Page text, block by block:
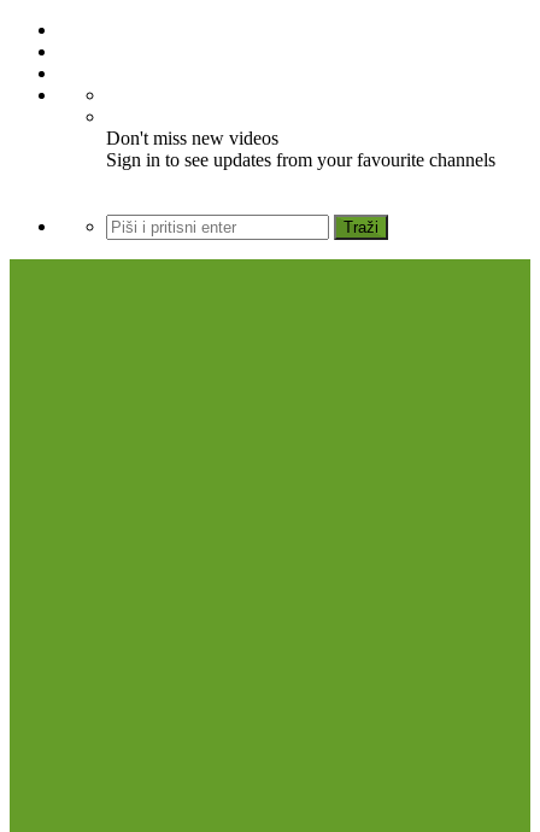
Don't miss new videos
Sign in to see updates from your favourite channels